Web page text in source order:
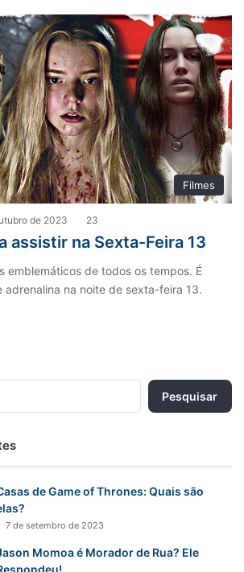
Filmes
de 2023 23
assistir na Sexta-Feira 13
emblemáticos de todos os tempos. É
adrenalina na noite de sexta-feira 13.
s
o
de Game of Thrones: Quais são
7 de setembro de 2023
Momoa é Morador de Rua? Ele